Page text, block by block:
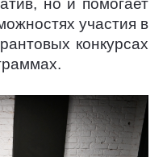
но и помогает
участия в
конкурсах